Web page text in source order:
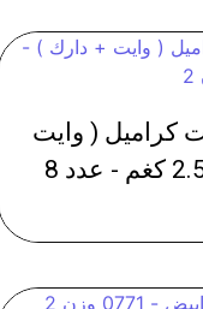
كراميل ( وايت